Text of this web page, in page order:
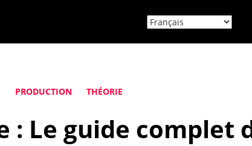
PRODUCTION THÉORIE
: Le guide complet